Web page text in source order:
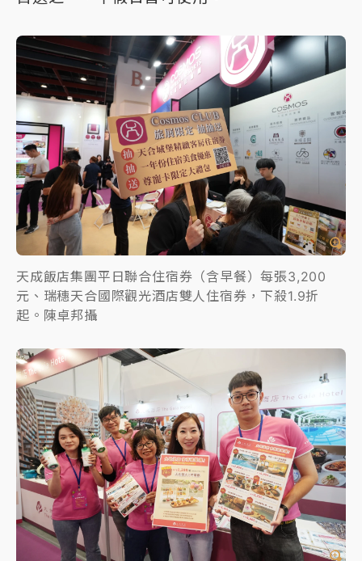
天成飯店集團平日聯合住宿券（含早餐）每張3,200
元、瑞穗天合國際觀光酒店雙人住宿券，下殺1.9折
起。陳卓邦攝